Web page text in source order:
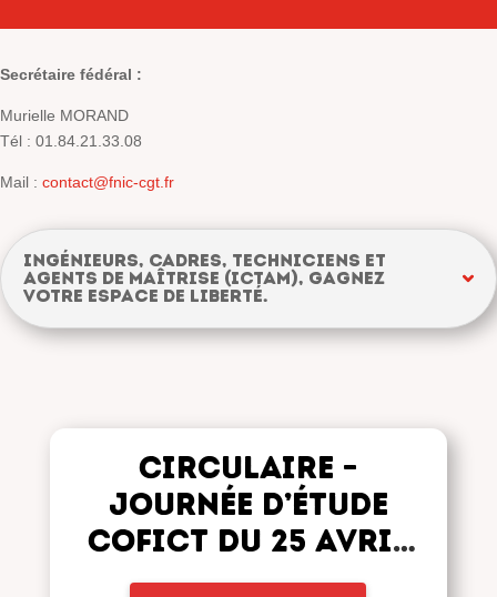
Secrétaire fédéral :
Murielle MORAND
Tél : 01.84.21.33.08
Mail : contact@fnic-cgt.fr
Ingénieurs, Cadres, Techniciens et
Agents de Maîtrise (ICTAM), gagnez
votre espace de liberté.
Circulaire –
Journée d’étude
COFICT du 25 avril
2023